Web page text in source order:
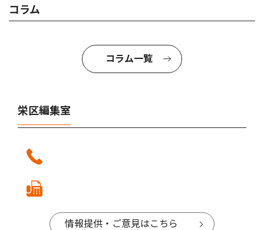
コラム
コラム一覧
栄区編集室
情報提供・ご意見はこちら